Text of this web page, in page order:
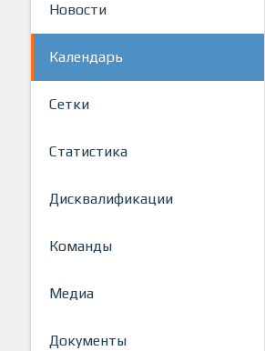
Новости
Календарь
Сетки
Статистика
Дисквалификации
Команды
Медиа
Документы